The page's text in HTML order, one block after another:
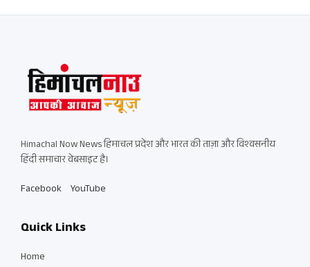
Himachal Now News हिमाचल प्रदेश और भारत की ताज़ा और विश्वसनीय
हिंदी समाचार वेबसाइट है।
Facebook YouTube
Quick Links
Home